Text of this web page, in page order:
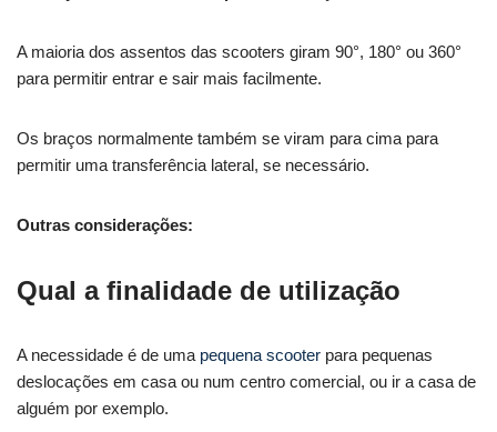
A maioria dos assentos das scooters giram 90°, 180° ou 360°
para permitir entrar e sair mais facilmente.
Os braços normalmente também se viram para cima para
permitir uma transferência lateral, se necessário.
Outras considerações:
Qual a finalidade de utilização
A necessidade é de uma pequena scooter para pequenas
deslocações em casa ou num centro comercial, ou ir a casa de
alguém por exemplo.